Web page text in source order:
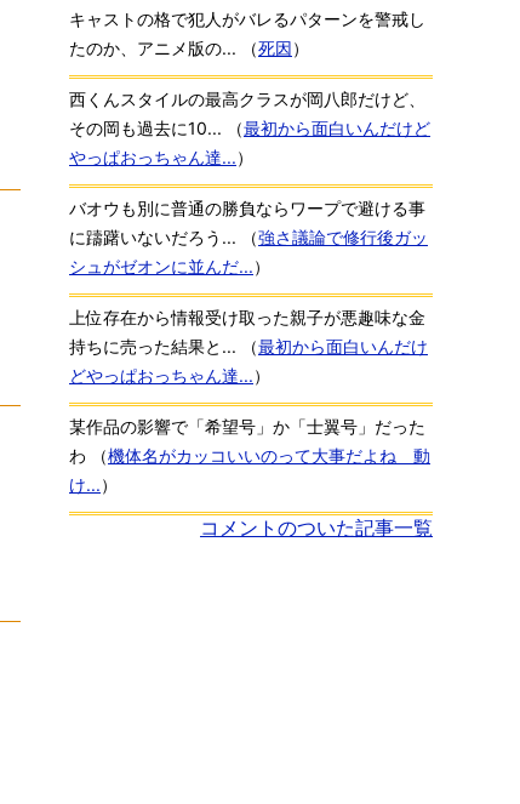
キャストの格で犯人がバレるパターンを警戒し
たのか、アニメ版の...
（死因）
西くんスタイルの最高クラスが岡八郎だけど、
その岡も過去に10...
（最初から面白いんだけど
やっぱおっちゃん達...）
バオウも別に普通の勝負ならワープで避ける事
に躊躇いないだろう...
（強さ議論で修行後ガッ
シュがゼオンに並んだ...）
上位存在から情報受け取った親子が悪趣味な金
持ちに売った結果と...
（最初から面白いんだけ
どやっぱおっちゃん達...）
某作品の影響で「希望号」か「士翼号」だった
わ
（機体名がカッコいいのって大事だよね 動
け...）
コメントのついた記事一覧